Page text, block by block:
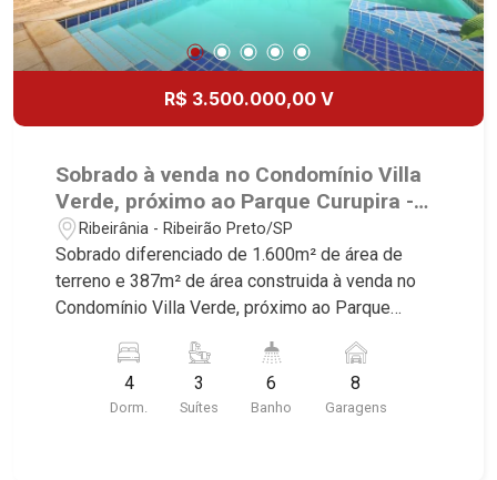
R$ 3.500.000,00 V
Sobrado à venda no Condomínio Villa
Verde, próximo ao Parque Curupira -
Ribeirão Preto/SP
Ribeirânia - Ribeirão Preto/SP
Sobrado diferenciado de 1.600m² de área de
terreno e 387m² de área construida à venda no
Condomínio Villa Verde, próximo ao Parque
Conheça as características deste imóvel que a
Martinelli Imobiliária selecionou para você: -
1.600m² de área de terreno e 387m² de área
4
Dorm.
3
Suítes
6
Banho
8
Garagens